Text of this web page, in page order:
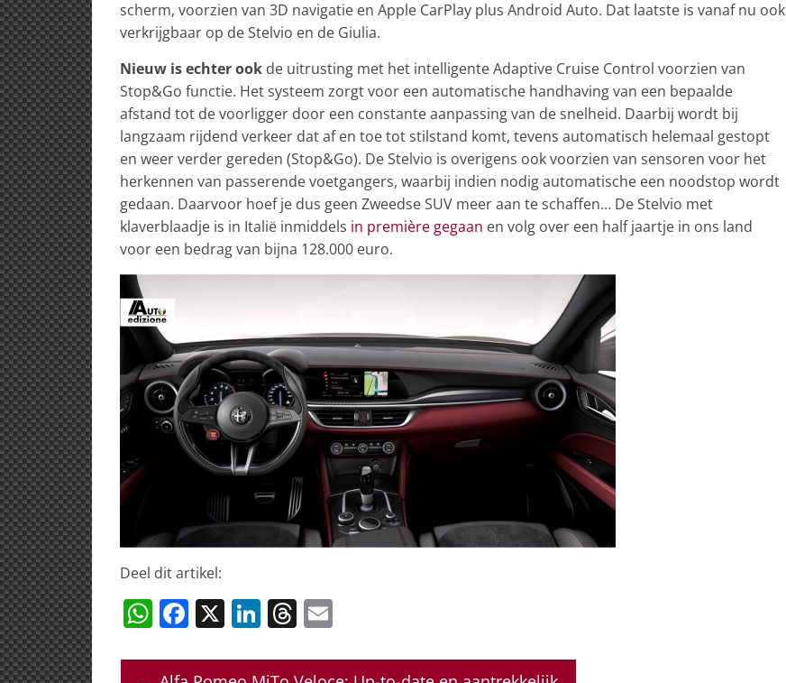
scherm, voorzien van 3D navigatie en Apple CarPlay plus Android Auto. Dat laatste is vanaf nu ook
verkrijgbaar op de Stelvio en de Giulia.
Nieuw is echter ook de uitrusting met het intelligente Adaptive Cruise Control voorzien van
Stop&Go functie. Het systeem zorgt voor een automatische handhaving van een bepaalde
afstand tot de voorligger door een constante aanpassing van de snelheid. Daarbij wordt bij
langzaam rijdend verkeer dat af en toe tot stilstand komt, tevens automatisch helemaal gestopt
en weer verder gereden (Stop&Go). De Stelvio is overigens ook voorzien van sensoren voor het
herkennen van passerende voetgangers, waarbij indien nodig automatische een noodstop wordt
gedaan. Daarvoor hoef je dus geen Zweedse SUV meer aan te schaffen… De Stelvio met
klaverblaadje is in Italië inmiddels in première gegaan en volg over een half jaartje in ons land
voor een bedrag van bijna 128.000 euro.
Deel dit artikel:
W
at
F
c
X Li
k
T
re ai